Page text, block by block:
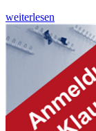
weiterlesen